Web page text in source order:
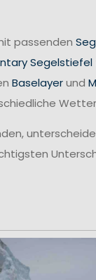
passenden
Segelstiefel
Baselayerund